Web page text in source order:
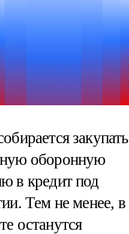
закупать
оборонную
в кредит под
Тем не менее, в
останутся